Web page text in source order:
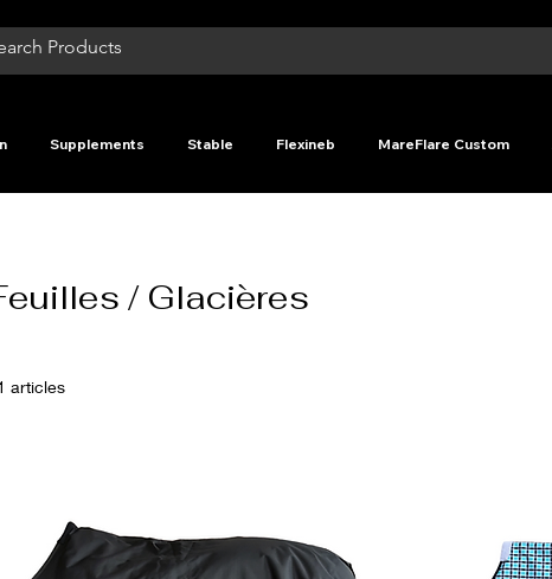
Supplements Stable Flexineb MareFlare Custom
/ Glacières
articles